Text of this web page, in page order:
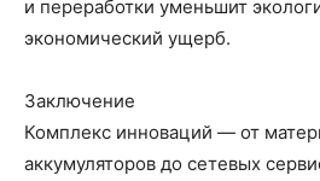
и переработки уменьшит
экономический ущерб.
Заключение
Комплекс инноваций — от
аккумуляторов до сетевых